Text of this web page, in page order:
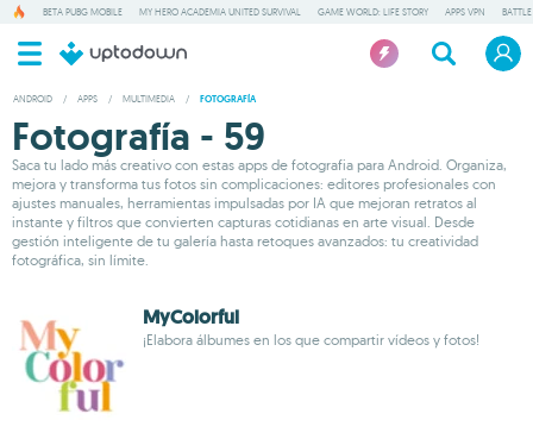
BETA PUBG MOBILE MY HERO ACADEMIA UNITED SURVIVAL GAME WORLD: LIFE STORY APPS VPN
ANDROID / APPS / MULTIMEDIA / FOTOGRAFÍA
Fotografía - 59
Saca tu lado más creativo con estas apps de fotografia para Android. Organiza,
mejora y transforma tus fotos sin complicaciones: editores profesionales con
ajustes manuales, herramientas impulsadas por IA que mejoran retratos al
instante y filtros que convierten capturas cotidianas en arte visual. Desde
gestión inteligente de tu galería hasta retoques avanzados: tu creatividad
fotográfica, sin límite.
MyColorful
¡Elabora álbumes en los que compartir vídeos y fotos!